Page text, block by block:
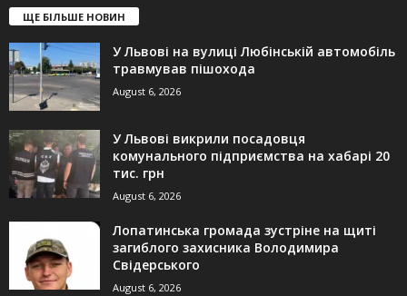
ЩЕ БІЛЬШЕ НОВИН
У Львові на вулиці Любінській автомобіль
травмував пішохода
August 6, 2026
У Львові викрили посадовця
комунального підприємства на хабарі 20
тис. грн
August 6, 2026
Лопатинська громада зустріне на щиті
загиблого захисника Володимира
Свідерського
August 6, 2026